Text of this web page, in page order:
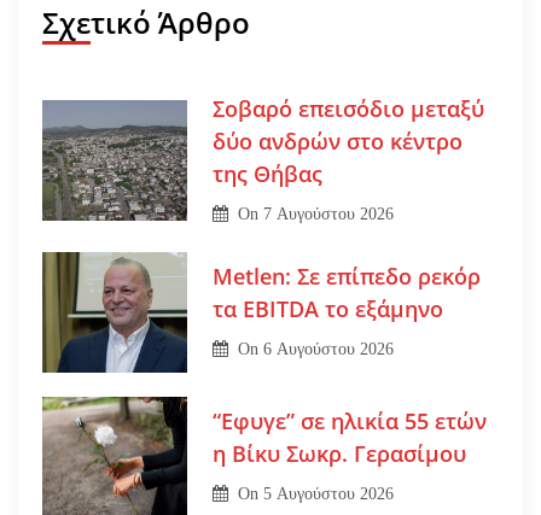
Σχετικό Άρθρο
Σοβαρό επεισόδιο μεταξύ
δύο ανδρών στο κέντρο
της Θήβας
On 7 Αυγούστου 2026
Metlen: Σε επίπεδο ρεκόρ
τα EBITDA το εξάμηνο
On6 Αυγούστου 2026
“Εφυγε” σε ηλικία 55 ετών
η Βίκυ Σωκρ. Γερασίμου
On5 Αυγούστου 2026